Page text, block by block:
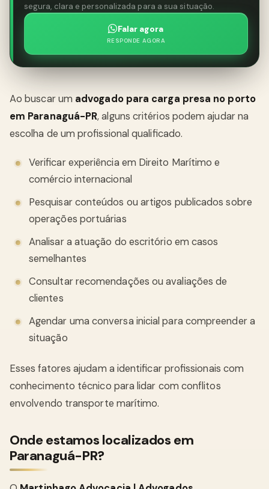
segura, clara e personalizada para a sua situação.
Falar agora
RESPONDE AGORA
Ao buscar um advogado para carga presa no porto
em Paranaguá-PR, alguns critérios podem ajudar na
escolha de um profissional qualificado.
Verificar experiência em Direito Marítimo e
comércio internacional
Pesquisar conteúdos ou artigos publicados sobre
operações portuárias
Analisar a atuação do escritório em casos
semelhantes
Consultar recomendações ou avaliações de
clientes
Agendar uma conversa inicial para compreender a
situação
Esses fatores ajudam a identificar profissionais com
conhecimento técnico para lidar com conflitos
envolvendo transporte marítimo.
Onde estamos localizados em
Paranaguá-PR?